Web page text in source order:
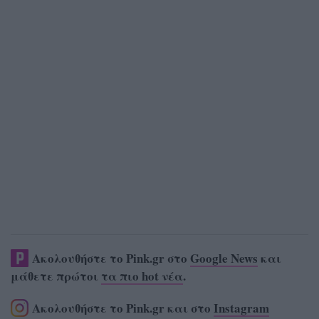
Ακολουθήστε το Pink.gr στο Google News και
μάθετε πρώτοι τα πιο hot νέα.
Ακολουθήστε το Pink.gr και στο Instagram